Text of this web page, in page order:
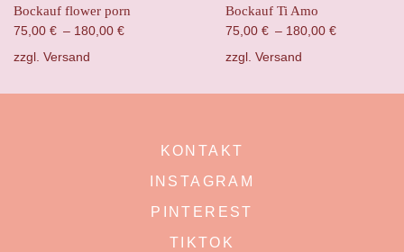
Bockauf flower porn
75,00 € – 180,00 €
zzgl. Versand
Bockauf Ti Amo
75,00 € – 180,00 €
zzgl. Versand
KONTAKT
INSTAGRAM
PINTEREST
TIKTOK